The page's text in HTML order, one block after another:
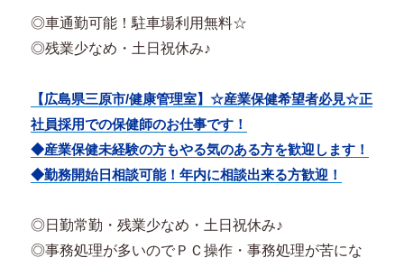
◎車通勤可能！駐車場利用無料☆
◎残業少なめ・土日祝休み♪
【広島県三原市/健康管理室】☆産業保健希望者必見☆正
社員採用での保健師のお仕事です！
◆産業保健未経験の方もやる気のある方を歓迎します！
◆勤務開始日相談可能！年内に相談出来る方歓迎！
◎日勤常勤・残業少なめ・土日祝休み♪
◎事務処理が多いのでＰＣ操作・事務処理が苦にな